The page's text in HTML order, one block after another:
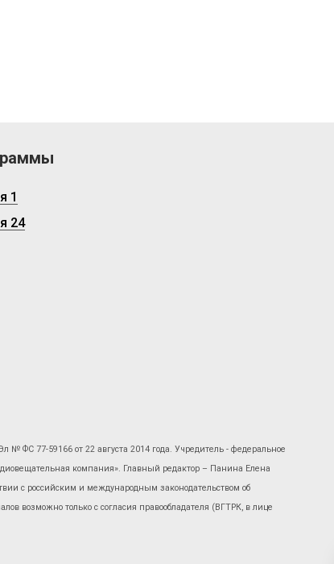
1
24
№ ФС 77-59166 от 22 августа 2014 года. Учредитель - федеральное
компания». Главный редактор – Панина Елена
с российским и международным законодательством об
возможно только с согласия правообладателя (ВГТРК, в лице